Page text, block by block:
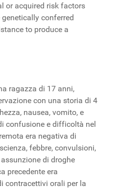
or acquired risk factors
conferred
to produce a
ragazza di 17 anni,
con una storia di 4
nausea, vomito, e
confusione e difficoltà nel
era negativa di
febbre, convulsioni,
di droghe
precedente era
contracettivi orali per la